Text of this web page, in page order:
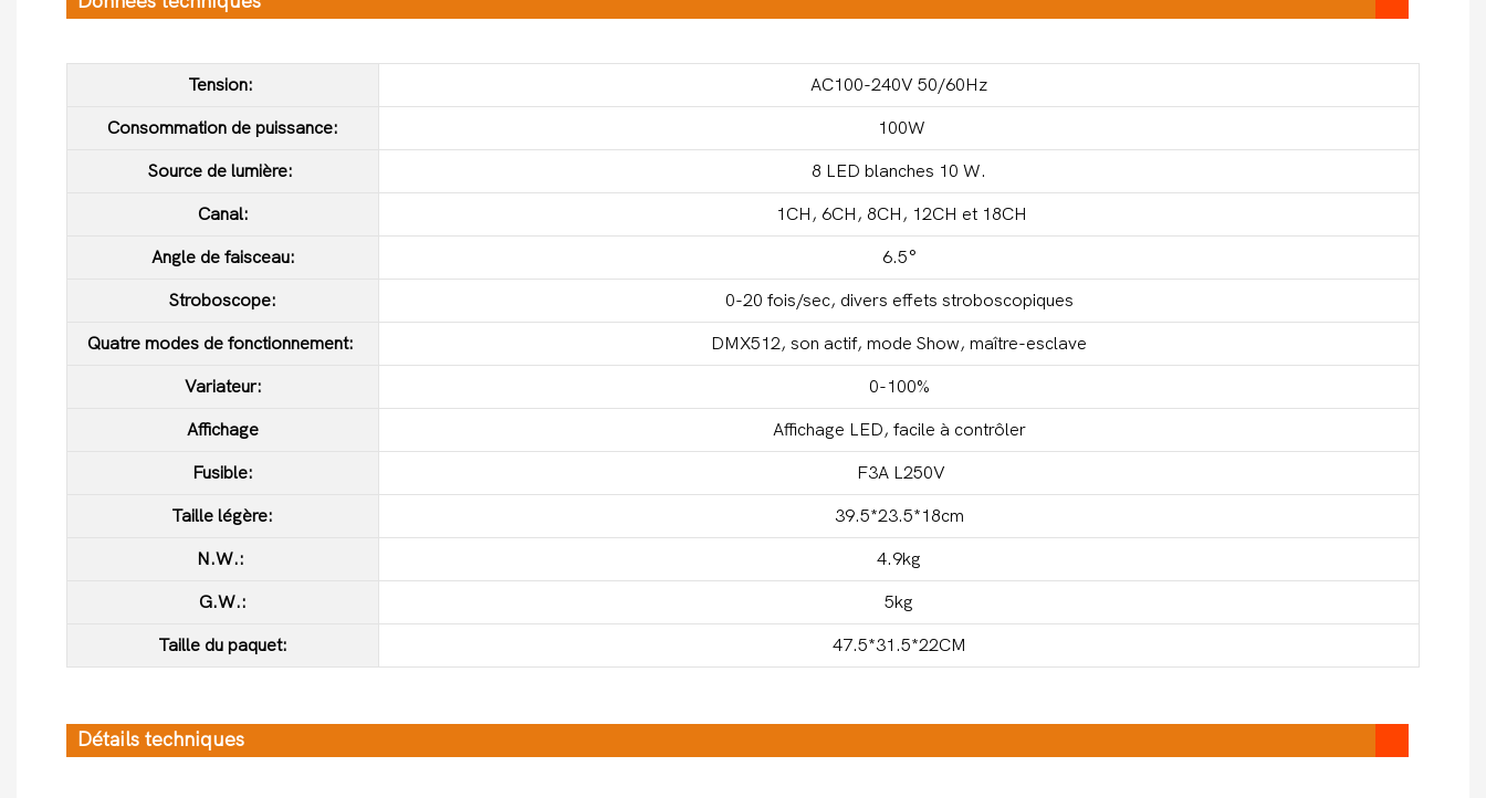
Tension: AC100-240V 50/60Hz
Consommation de puissance: 100W
Source de lumière: 8 LED blanches 10 W.
Canal: 1CH, 6CH, 8CH, 12CH et 18CH
Angle de faisceau: 6.5°
Stroboscope: 0-20 fois/sec, divers effets stroboscopiques
Quatre modes de fonctionnement: DMX512, son actif, mode Show, maître-esclave
Variateur: 0-100%
Affichage Affichage LED, facile à contrôler
Fusible: F3A L250V
Taille légère: 39.5*23.5*18cm
N.W.: 4.9kg
G.W.: 5kg
Taille du paquet: 47.5*31.5*22CM
Détails techniques